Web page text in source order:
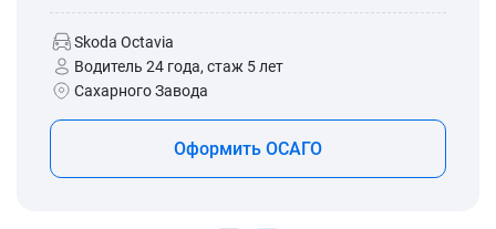
Skoda Octavia
Водитель 24 года, стаж 5 лет
Сахарного Завода
Оформить ОСАГО